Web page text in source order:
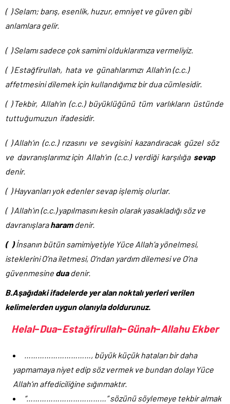
( ) Selam; barış, esenlik, huzur, emniyet ve güven gibi
anlamlara gelir.
( ) Selamı sadece çok samimi olduklarımıza vermeliyiz.
( ) Estağfirullah, hata ve günahlarımızı Allah’ın (c.c.)
affetmesini dilemek için kullandığımız bir dua cümlesidir.
( ) Tekbir, Allah’ın (c.c.) büyüklüğünü tüm varlıkların üstünde
tuttuğumuzun ifadesidir.
( ) Allah’ın (c.c.) rızasını ve sevgisini kazandıracak güzel söz
ve davranışlarımız için Allah’ın (c.c.) verdiği karşılığa sevap
denir.
( ) Hayvanları yok edenler sevap işlemiş olurlar.
( ) Allah’ın (c.c.) yapılmasını kesin olarak yasakladığı söz ve
davranışlaraharamdenir.
( )İnsanın bütün samimiyetiyle Yüce Allah’a yönelmesi,
isteklerini O’na iletmesi, O’ndan yardım dilemesi ve O’na
güvenmesine duadenir.
B.Aşağıdaki ifadelerde yer alan noktalı yerleri verilen
kelimelerden uygun olanıyla doldurunuz.
Helal–Dua–Estağfirullah–Günah–Allahu Ekber
…………………………, büyük küçük hataları bir daha
yapmamaya niyet edip söz vermek ve bundan dolayı Yüce
Allah’ın affediciliğine sığınmaktır.
“………………………………” sözünü söylemeye tekbir almak